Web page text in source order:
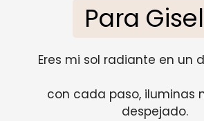
Para
Eres mi sol radiante en un
con cada paso, iluminas
despejado.